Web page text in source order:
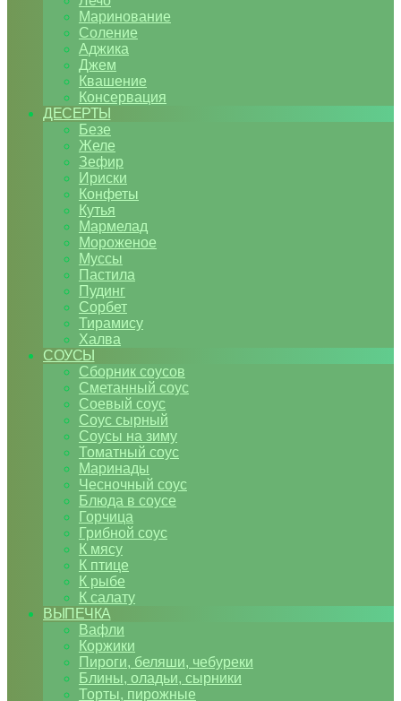
Маринование
Соление
Аджика
Джем
Квашение
Консервация
ДЕСЕРТЫ
Безе
Желе
Зефир
Ириски
Конфеты
Кутья
Мармелад
Мороженое
Муссы
Пастила
Пудинг
Сорбет
Тирамису
Халва
СОУСЫ
Сборник соусов
Сметанный соус
Соевый соус
Соус сырный
Соусы на зиму
Томатный соус
Маринады
Чесночный соус
Блюда в соусе
Горчица
Грибной соус
К мясу
К птице
К рыбе
К салату
ВЫПЕЧКА
Вафли
Коржики
Пироги, беляши, чебуреки
Блины, оладьи, сырники
Торты, пирожные